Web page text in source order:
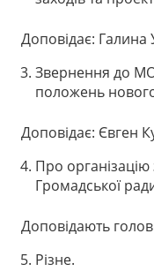
Доповідає: Галина
Звернення до
положень
Доповідає: Євген
Про організацію
Громадської
Доповідають
Різне.